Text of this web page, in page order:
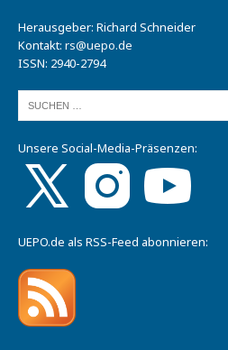
Herausgeber: Richard Schneider
Kontakt: rs@uepo.de
ISSN: 2940-2794
Unsere Social-Media-Präsenzen:
UEPO.de als RSS-Feed abonnieren: